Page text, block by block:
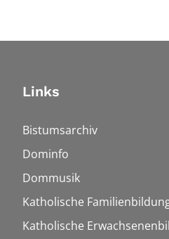
Links
Bistumsarchiv
Dominfo
Dommusik
Katholische
Katholische